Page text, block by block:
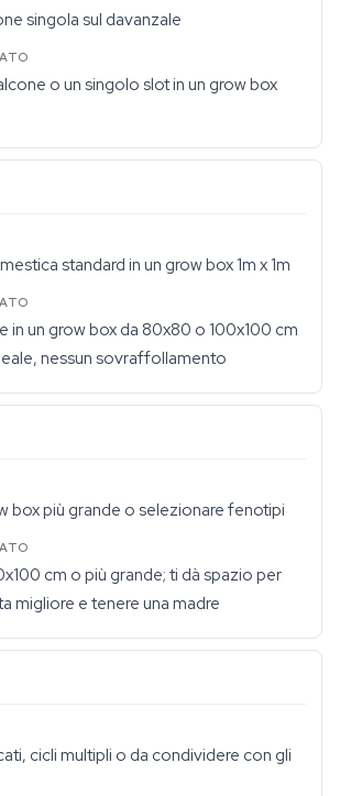
singola sul davanzale
o un singolo slot in un grow box
standard in un grow box 1m x 1m
in un grow box da 80x80 o 100x100 cm
nessun sovraffollamento
box più grande o selezionare fenotipi
cm o più grande; ti dà spazio per
migliore e tenere una madre
cicli multipli o da condividere con gli